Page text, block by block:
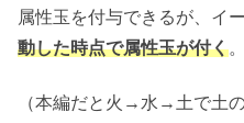
属性玉を付与できるが、イ
動した時点で属性玉が付く。
（本編だと火→水→土で土